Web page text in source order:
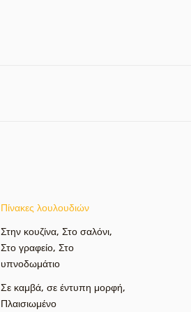
Πίνακες λουλουδιών
Στην κουζίνα, Στο σαλόνι,
Στο γραφείο, Στο
υπνοδωμάτιο
Σε καμβά, σε έντυπη μορφή,
Πλαισιωμένο